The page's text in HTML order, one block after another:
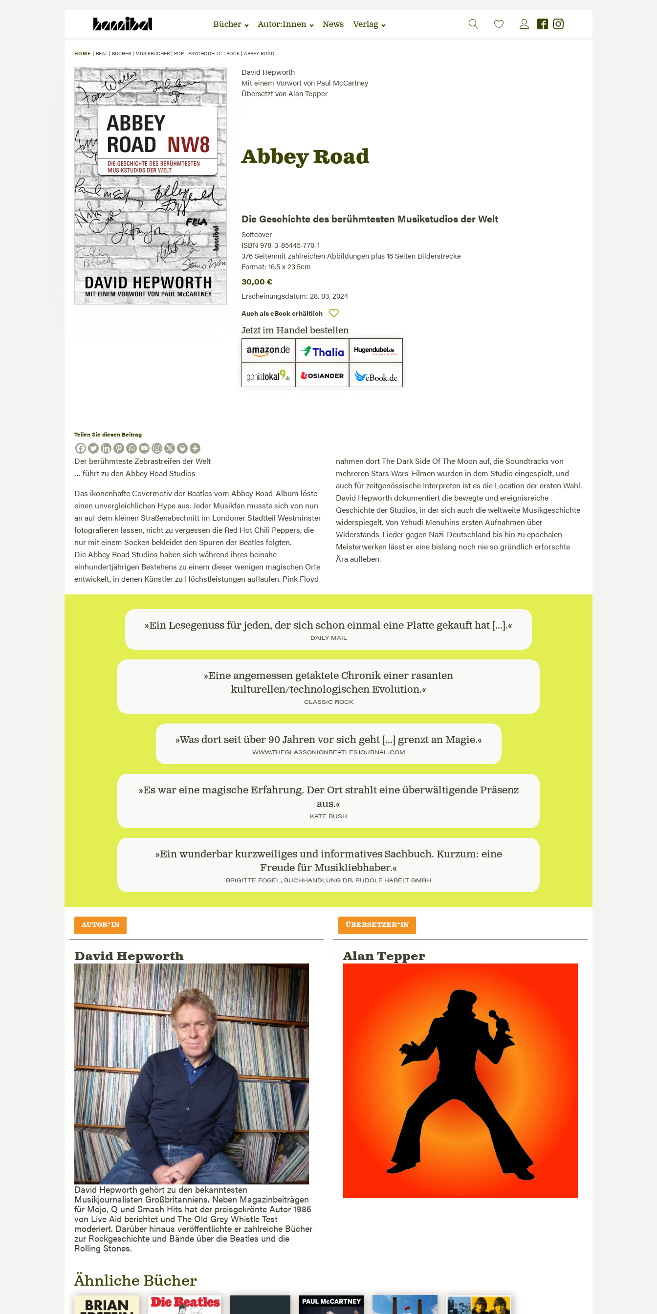
Bücher Autor:Innen News Verlag
HOME | BEAT | BÜCHER | MUSIKBÜCHER | POP | PSYCHODELIC | ROCK| ABBEY ROAD
David Hepworth
Mit einem Vorwort von Paul McCartney
Übersetzt von Alan Tepper
Abbey Road
Die Geschichte des berühmtesten Musikstudios der Welt
Softcover
ISBN 978-3-85445-770-1
376 Seitenmit zahlreichen Abbildungen plus 16 Seiten Bilderstrecke
Format: 16.5 x 23.5cm
30,00 €
Erscheinungsdatum: 28. 03. 2024
Auch als eBook erhältlich
Jetzt im Handel bestellen
Teilen Sie diesen Beitrag
Der berühmteste Zebrastreifen der Welt
… führt zu den Abbey Road Studios
Das ikonenhafte Covermotiv der Beatles vom Abbey Road-Album löste
einen unvergleichlichen Hype aus. Jeder Musikfan musste sich von nun
an auf dem kleinen Straßenabschnitt im Londoner Stadtteil Westminster
fotografieren lassen, nicht zu vergessen die Red Hot Chili Peppers, die
nur mit einem Socken bekleidet den Spuren der Beatles folgten.
Die Abbey Road Studios haben sich während ihres beinahe
einhundertjährigen Bestehens zu einem dieser wenigen magischen Orte
entwickelt, in denen Künstler zu Höchstleistungen auflaufen. Pink Floyd
nahmen dort The Dark Side Of The Moon auf, die Soundtracks von
mehreren Stars Wars-Filmen wurden in dem Studio eingespielt, und
auch für zeitgenössische Interpreten ist es die Location der ersten Wahl.
David Hepworth dokumentiert die bewegte und ereignisreiche
Geschichte der Studios, in der sich auch die weltweite Musikgeschichte
widerspiegelt. Von Yehudi Menuhins ersten Aufnahmen über
Widerstands-Lieder gegen Nazi-Deutschland bis hin zu epochalen
Meisterwerken lässt er eine bislang noch nie so gründlich erforschte
Ära aufleben.
»Ein Lesegenuss für jeden, der sich schon einmal eine Platte gekauft hat [...].«
DAILY MAIL
»Eine angemessen getaktete Chronik einer rasanten
kulturellen/technologischen Evolution.«
CLASSIC ROCK
»Was dort seit über 90 Jahren vor sich geht [...] grenzt an Magie.«
WWW.THEGLASSONIONBEATLESJOURNAL.COM
»Es war eine magische Erfahrung. Der Ort strahlt eine überwältigende Präsenz
aus.«
KATE BUSH
»Ein wunderbar kurzweiliges und informatives Sachbuch. Kurzum: eine
Freude für Musikliebhaber.«
BRIGITTE FOGEL, BUCHHANDLUNG DR. RUDOLF HABELT GMBH
AUTOR*IN
David Hepworth
David Hepworth gehört zu den bekanntesten
Musikjournalisten Großbritanniens. Neben Magazinbeiträgen
für Mojo, Q und Smash Hits hat der preisgekrönte Autor 1985
von Live Aid berichtet und The Old Grey Whistle Test
moderiert. Darüber hinaus veröffentlichte er zahlreiche Bücher
zur Rockgeschichte und Bände über die Beatles und die
Rolling Stones.
ÜBERSETZER*IN
Alan Tepper
Ähnliche Bücher